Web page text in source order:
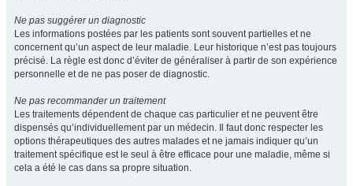
Ne pas suggérer un diagnostic
Les informations postées par les patients sont souvent partielles et ne
concernent qu’un aspect de leur maladie. Leur historique n’est pas toujours
précisé. La règle est donc d’éviter de généraliser à partir de son expérience
personnelle et de ne pas poser de diagnostic.
Ne pas recommander un traitement
Les traitements dépendent de chaque cas particulier et ne peuvent être
dispensés qu’individuellement par un médecin. Il faut donc respecter les
options thérapeutiques des autres malades et ne jamais indiquer qu’un
traitement spécifique est le seul à être efficace pour une maladie, même si
cela a été le cas dans sa propre situation.